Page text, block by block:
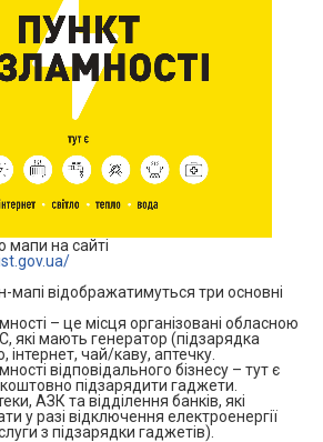
мапи на сайті
мапі відображатимуться три основні
– це місця організовані обласною
які мають генератор (підзарядка
інтернет, чай/каву, аптечку.
відповідального бізнесу – тут є
підзарядити гаджети.
АЗК та відділення банків, які
у разі відключення електроенергії
з підзарядки гаджетів).